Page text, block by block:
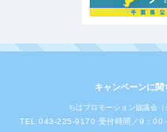
キャンペーンに関
ちばプロモーション協議会
TEL 043-225-9170 受付時間／9：00